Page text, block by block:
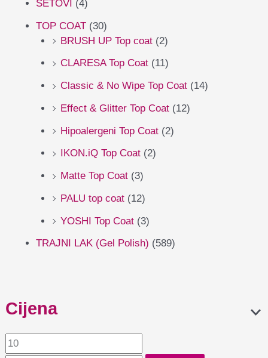
SETOVI (4)
TOP COAT (30)
BRUSH UP Top coat (2)
CLARESA Top Coat (11)
Classic & No Wipe Top Coat (14)
Effect & Glitter Top Coat (12)
Hipoalergeni Top Coat (2)
IKON.iQ Top Coat (2)
Matte Top Coat (3)
PALU top coat (12)
YOSHI Top Coat (3)
TRAJNI LAK (Gel Polish) (589)
Cijena